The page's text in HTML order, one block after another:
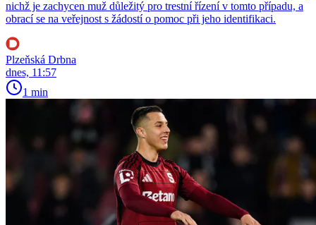
nichž je zachycen muž důležitý pro trestní řízení v tomto případu, a
obrací se na veřejnost s žádostí o pomoc při jeho identifikaci.
Plzeňská Drbna
dnes, 11:57
1 min